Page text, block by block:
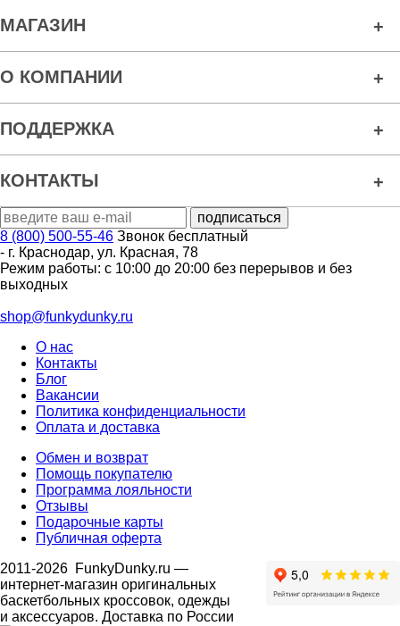
МАГАЗИН
О КОМПАНИИ
ПОДДЕРЖКА
КОНТАКТЫ
8 (800) 500-55-46 Звонок бесплатный
- г. Краснодар, ул. Красная, 78
Режим работы: с 10:00 до 20:00 без перерывов и без
выходных
shop@funkydunky.ru
О нас
Контакты
Блог
Вакансии
Политика конфиденциальности
Оплата и доставка
Обмен и возврат
Помощь покупателю
Программа лояльности
Отзывы
Подарочные карты
Публичная оферта
2011-2026 FunkyDunky.ru —
интернет-магазин оригинальных
баскетбольных кроссовок, одежды
и аксессуаров. Доставка по России